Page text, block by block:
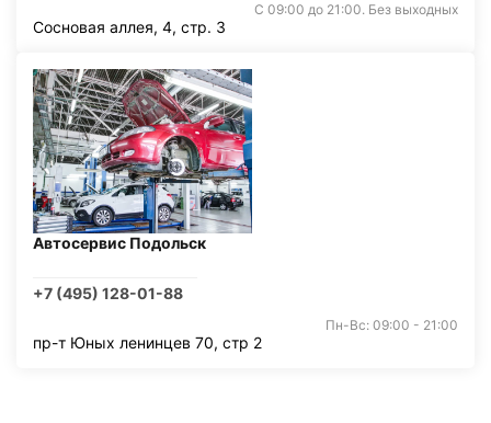
С 09:00 до 21:00. Без выходных
Сосновая аллея, 4, стр. 3
Автосервис Подольск
+7 (495) 128-01-88
Пн-Вс: 09:00 - 21:00
пр-т Юных ленинцев 70, стр 2